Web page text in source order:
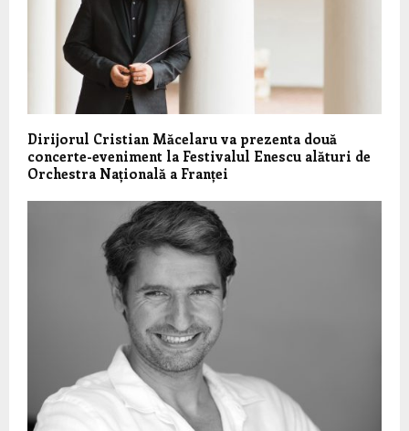
Dirijorul Cristian Măcelaru va prezenta două
concerte-eveniment la Festivalul Enescu alături de
Orchestra Națională a Franței